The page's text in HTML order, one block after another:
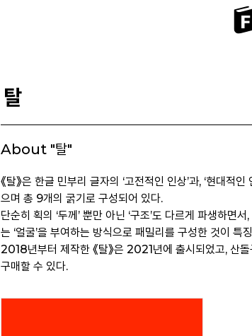
탈
About "탈"
《탈》은 한글 민부리 글자의 ‘고전적인 인상’과, ‘현대적
으며 총 9개의 굵기로 구성되어 있다.
단순히 획의 ‘두께’ 뿐만 아닌 ‘구조’도 다르게 파생하면
는 ‘얼굴’을 부여하는 방식으로 패밀리를 구성한 것이 특
2018년부터 제작한 《탈》은 2021년에 출시되었고, 산
구매할 수 있다.